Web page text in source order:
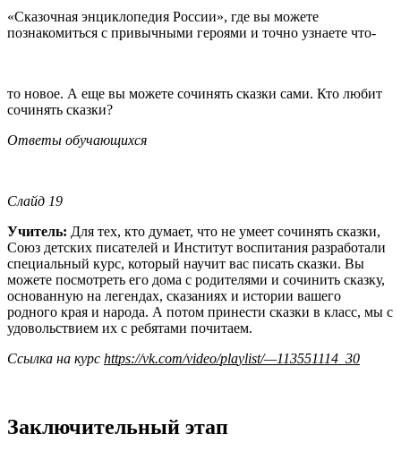
«Сказочная энциклопедия России», где вы можете
познакомиться с привычными героями и точно узнаете что-
то новое. А еще вы можете сочинять сказки сами. Кто любит
сочинять сказки?
Ответы обучающихся
Слайд 19
Учитель: Для тех, кто думает, что не умеет сочинять сказки,
Союз детских писателей и Институт воспитания разработали
специальный курс, который научит вас писать сказки. Вы
можете посмотреть его дома с родителями и сочинить сказку,
основанную на легендах, сказаниях и истории вашего
родного края и народа. А потом принести сказки в класс, мы с
удовольствием их с ребятами почитаем.
Ссылка на курс https://vk.com/video/playlist/—113551114 _30
Заключительный этап